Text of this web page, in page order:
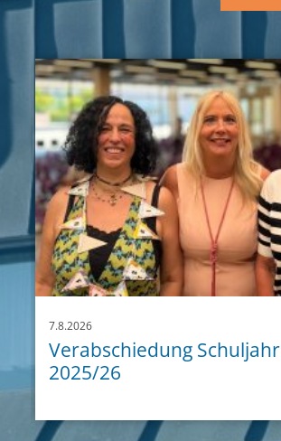
7.8.2026
Verabschiedung Schuljahr
2025/26